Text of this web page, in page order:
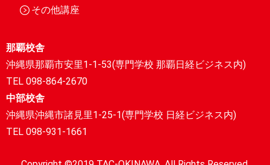
その他講座
那覇校舎
沖縄県那覇市安里1-1-53(専門学校 那覇日経ビジネス内)
TEL 098-864-2670
中部校舎
沖縄県沖縄市諸見里1-25-1(専門学校 日経ビジネス内)
TEL 098-931-1661